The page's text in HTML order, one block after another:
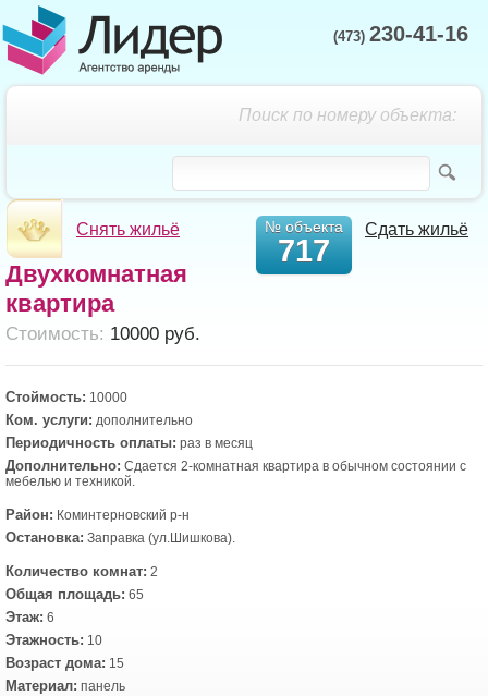
(473) 230-41-16
Поиск по номеру объекта:
Снять жильё Сдать жильё
№ объекта
717
Двухкомнатная
квартира
Cтоимость: 10000 руб.
Стоймость: 10000
Ком. услуги: дополнительно
Периодичность оплаты: раз в месяц
Дополнительно: Сдается 2-комнатная квартира в обычном состоянии с
мебелью и техникой.
Район: Коминтерновский р-н
Остановка: Заправка (ул.Шишкова).
Количество комнат: 2
Общая площадь: 65
Этаж: 6
Этажность: 10
Возраст дома: 15
Материал: панель